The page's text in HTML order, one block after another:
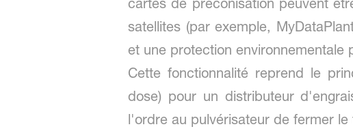
cartes de préconisation peuvent
satellites (par exemple,
et une protection environnementale
Cette fonctionnalité reprend le
dose) pour un distributeur
l'ordre au pulvérisateur de fermer